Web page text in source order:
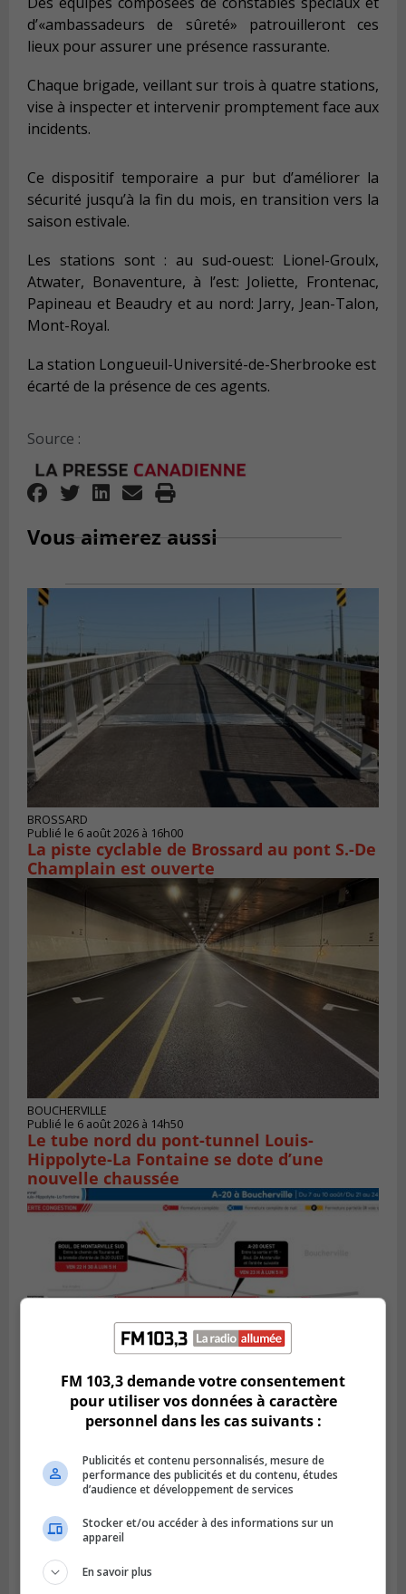
d’«ambassadeurs de sûreté» patrouilleront ces
lieux pour assurer une présence rassurante.
Chaque brigade, veillant sur trois à quatre stations,
vise à inspecter et intervenir promptement face aux
incidents.
Ce dispositif temporaire a pur but d’améliorer la
sécurité jusqu’à la fin du mois, en transition vers la
saison estivale.
Les stations sont : au sud-ouest: Lionel-Groulx,
Atwater, Bonaventure, à l’est: Joliette, Frontenac,
Papineau et Beaudry et au nord: Jarry, Jean-Talon,
Mont-Royal.
La station Longueuil-Université-de-Sherbrooke est
écarté de la présence de ces agents.
Source :
Vous aimerez aussi
BROSSARD
Publié le 6 août 2026 à 16h00
La piste cyclable de Brossard au pont S.-De
Champlain est ouverte
BOUCHERVILLE
Publié le 6 août 2026 à 14h50
Le tube nord du pont-tunnel Louis-
Hippolyte-La Fontaine se dote d’une
nouvelle chaussée
BOUCHERVILLE
Publié le 5 août 2026 à 15h25
l’autoroute 20 à Boucherville
FM 103,3 demande votre consentement
pour utiliser vos données à caractère
personnel dans les cas suivants :
Publicités et contenu personnalisés, mesure de
performance des publicités et du contenu, études
d’audience et développement de services
Stocker et/ou accéder à des informations sur un
appareil
En savoir plus